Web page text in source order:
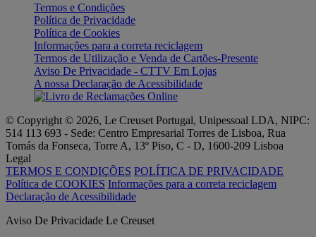
Termos e Condições
Política de Privacidade
Política de Cookies
Informações para a correta reciclagem
Termos de Utilização e Venda de Cartões-Presente
Aviso De Privacidade - CTTV Em Lojas
A nossa Declaração de Acessibilidade
© Copyright © 2026, Le Creuset Portugal, Unipessoal LDA, NIPC:
514 113 693 - Sede: Centro Empresarial Torres de Lisboa, Rua
Tomás da Fonseca, Torre A, 13º Piso, C - D, 1600-209 Lisboa
Legal
TERMOS E CONDIÇÕES POLÍTICA DE PRIVACIDADE
Política de COOKIES Informações para a correta reciclagem
Declaração de Acessibilidade
Aviso De Privacidade Le Creuset